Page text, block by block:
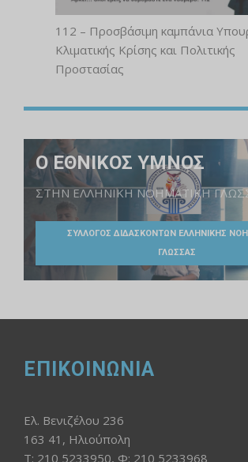
112 – Προσβάσιμη καμπάνια
Κλιματικής Κρίσης και Πολιτικής
Προστασίας
Ο ΕΘΝΙΚΟΣ ΥΜΝΟΣ
ΣΤΗΝ ΕΛΛΗΝΙΚΗ ΝΟΗΜΑΤΙΚΗ
ΣΥΛΛΟΓΟΣ ΔΙΔΑΣΚΟΝΤΩΝ ΕΛΛΗΝΙΚΗΣ
ΓΛΩΣΣΑΣ
ΕΠΙΚΟΙΝΩΝΙΑ
Ελ. Βενιζέλου 236
163 41, Ηλιούπολη
Τ: 210 5233950, Φ: 210 5233968